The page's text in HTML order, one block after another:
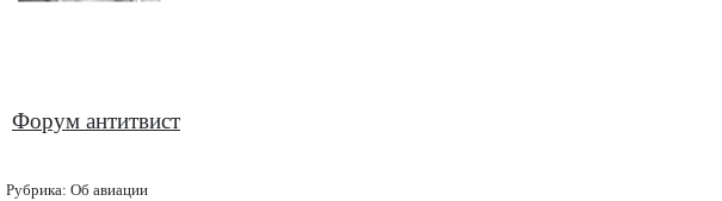
Форум антитвист
Рубрика: Об авиации